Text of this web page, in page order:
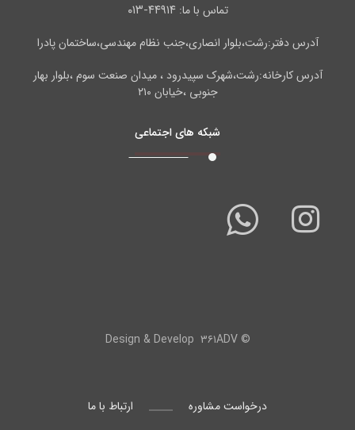
تماس با ما: ۴۴۹۱۴-۰۱۳
آدرس دفتر:رشت،بلوار انصاری،جنب نظام مهندسی،ساختمان پادرا
آدرس کارخانه:رشت،شهرک سپیدرود ، میدان صنعت سوم ،بلوار بهار
جنوبی ،خیابان ۲۱۰
شبکه های اجتماعی
© Design & Develop۳۶۱ADV
ارتباط با ما درخواست مشاوره